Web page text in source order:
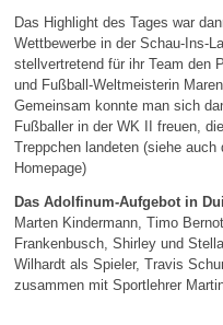
Das Highlight des Tages war
Wettbewerbe in der Schau-Ins-
stellvertretend für ihr Team den
und Fußball-Weltmeisterin
Gemeinsam konnte man sich
Fußballer in der WK II freuen,
Treppchen landeten (siehe
Homepage)
Das Adolfinum-Aufgebot in
Marten Kindermann, Timo
Frankenbusch, Shirley und
Wilhardt als Spieler, Travis
zusammen mit Sportlehrer